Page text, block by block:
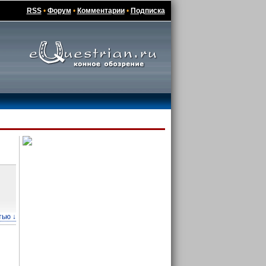
RSS• Форум • Комментарии• Подписка
↓